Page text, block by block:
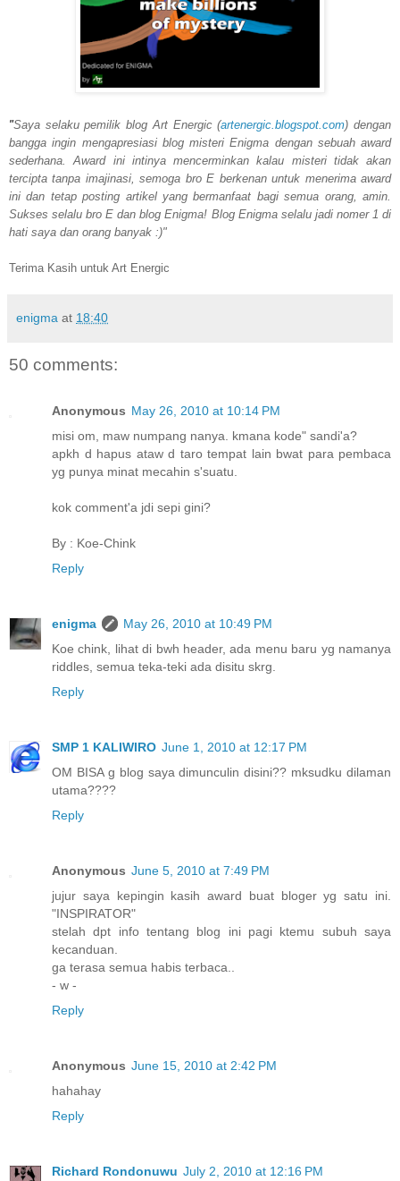
"Saya selaku pemilik blog Art Energic (artenergic.blogspot.com) dengan
bangga ingin mengapresiasi blog misteri Enigma dengan sebuah award
sederhana. Award ini intinya mencerminkan kalau misteri tidak akan
tercipta tanpa imajinasi, semoga bro E berkenan untuk menerima award
ini dan tetap posting artikel yang bermanfaat bagi semua orang, amin.
Sukses selalu bro E dan blog Enigma! Blog Enigma selalu jadi nomer 1 di
hati saya dan orang banyak :)"
Terima Kasih untuk Art Energic
enigma at 18:40
50 comments:
Anonymous May 26, 2010 at 10:14 PM
misi om, maw numpang nanya. kmana kode" sandi'a?
apkh d hapus ataw d taro tempat lain bwat para pembaca
yg punya minat mecahin s'suatu.
kok comment'a jdi sepi gini?
By : Koe-Chink
Reply
enigma
May 26, 2010 at 10:49 PM
Koe chink, lihat di bwh header, ada menu baru yg namanya
riddles, semua teka-teki ada disitu skrg.
Reply
SMP 1 KALIWIRO June 1, 2010 at 12:17 PM
OM BISA g blog saya dimunculin disini?? mksudku dilaman
utama????
Reply
Anonymous June 5, 2010 at 7:49 PM
jujur saya kepingin kasih award buat bloger yg satu ini.
"INSPIRATOR"
stelah dpt info tentang blog ini pagi ktemu subuh saya
kecanduan.
ga terasa semua habis terbaca..
- w -
Reply
Anonymous June 15, 2010 at 2:42 PM
hahahay
Reply
Richard Rondonuwu July 2, 2010 at 12:16 PM